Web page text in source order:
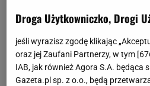
Choć w meczu z Realem
ten pierwszy i to jedynie
radości. Brylowali nie tylko
ale też dzień później na
Droga Użytkowniczko, Drogi
jeśli wyrazisz zgodę klikając
oraz jej Zaufani Partnerzy, w tym [
IAB, jak również Agora S.A. będąca
Gazeta.pl sp. z o.o., będą